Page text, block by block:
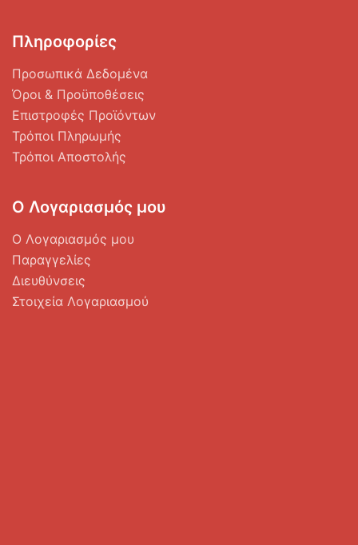
Πληροφορίες
Προσωπικά Δεδομένα
Όροι & Προϋποθέσεις
Επιστροφές Προϊόντων
Τρόποι Πληρωμής
Τρόποι Αποστολής
Ο Λογαριασμός μου
Ο Λογαριασμός μου
Παραγγελίες
Διευθύνσεις
Στοιχεία Λογαριασμού